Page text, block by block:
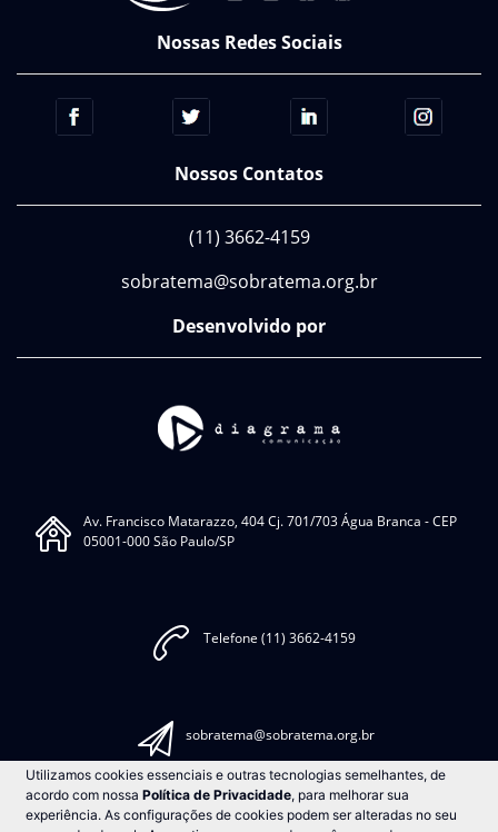
Nossas Redes Sociais
Nossos Contatos
(11) 3662-4159
sobratema@sobratema.org.br
Desenvolvido por
Av. Francisco Matarazzo, 404 Cj. 701/703 Água Branca - CEP
05001-000 São Paulo/SP
Telefone (11) 3662-4159
sobratema@sobratema.org.br
Utilizamos cookies essenciais e outras tecnologias semelhantes, de
acordo com nossa Política de Privacidade, para melhorar sua
experiência. As configurações de cookies podem ser alteradas no seu